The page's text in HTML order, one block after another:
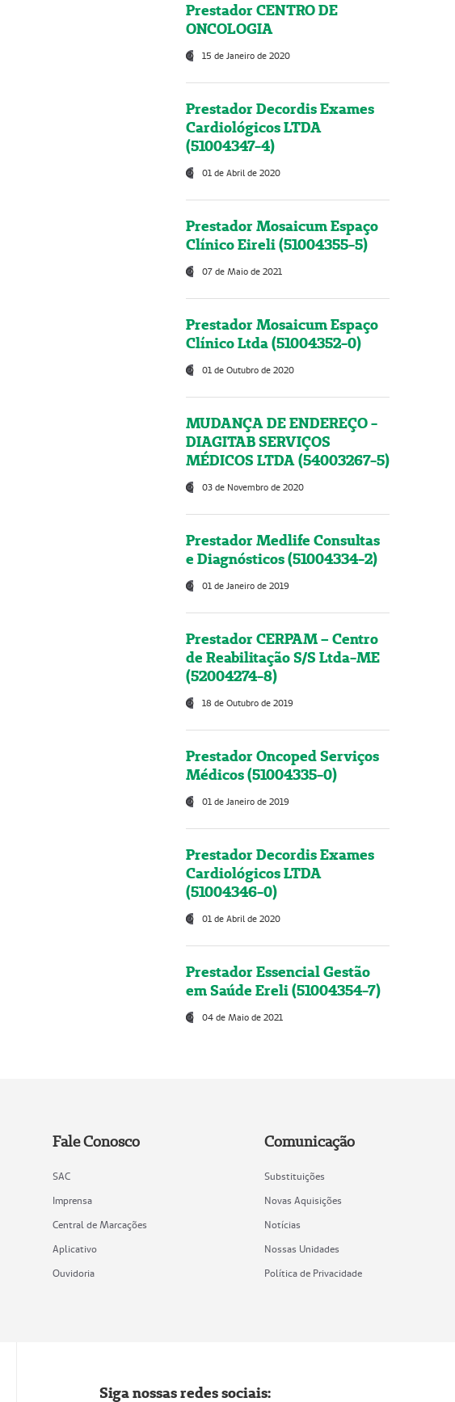
Prestador CENTRO DE
ONCOLOGIA
15 de Janeiro de 2020
Prestador Decordis Exames
Cardiológicos LTDA
(51004347-4)
01 de Abril de 2020
Prestador Mosaicum Espaço
Clínico Eireli (51004355-5)
07 de Maio de 2021
Prestador Mosaicum Espaço
Clínico Ltda (51004352-0)
01 de Outubro de 2020
MUDANÇA DE ENDEREÇO -
DIAGITAB SERVIÇOS
MÉDICOS LTDA (54003267-5)
03 de Novembro de 2020
Prestador Medlife Consultas
e Diagnósticos (51004334-2)
01 de Janeiro de 2019
Prestador CERPAM – Centro
de Reabilitação S/S Ltda-ME
(52004274-8)
18 de Outubro de 2019
Prestador Oncoped Serviços
Médicos (51004335-0)
01 de Janeiro de 2019
Prestador Decordis Exames
Cardiológicos LTDA
(51004346-0)
01 de Abril de 2020
Prestador Essencial Gestão
em Saúde Ereli (51004354-7)
04 de Maio de 2021
Fale Conosco
SAC
Imprensa
Central de Marcações
Aplicativo
Ouvidoria
Comunicação
Substituições
Novas Aquisições
Notícias
Nossas Unidades
Política de Privacidade
Siga nossas redes sociais: